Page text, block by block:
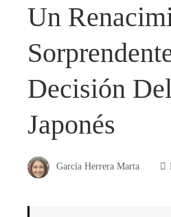
Un
Decisión
Japonés
García Herrera Marta